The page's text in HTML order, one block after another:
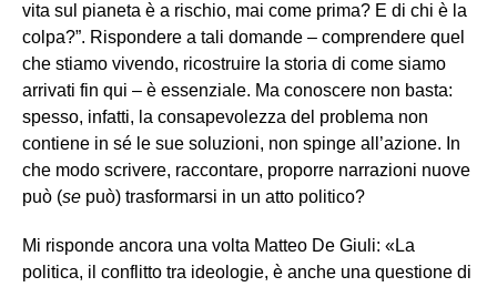
vita sul pianeta è a rischio, mai come prima? E di chi è la
colpa?”. Rispondere a tali domande – comprendere quel
che stiamo vivendo, ricostruire la storia di come siamo
arrivati fin qui – è essenziale. Ma conoscere non basta:
spesso, infatti, la consapevolezza del problema non
contiene in sé le sue soluzioni, non spinge all’azione. In
che modo scrivere, raccontare, proporre narrazioni nuove
può (se può) trasformarsi in un atto politico?
Mi risponde ancora una volta Matteo De Giuli: «La
politica, il conflitto tra ideologie, è anche una questione di